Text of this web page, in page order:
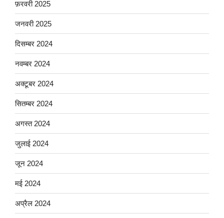
फ़रवरी 2025
जनवरी 2025
दिसम्बर 2024
नवम्बर 2024
अक्टूबर 2024
सितम्बर 2024
अगस्त 2024
जुलाई 2024
जून 2024
मई 2024
अप्रैल 2024